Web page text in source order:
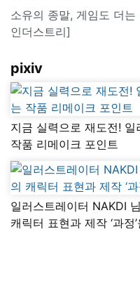
소유의 종말, 게임도 더
인더스트리]
pixiv
지금 실력으로 재도전!
작품 리메이크 포인트
일러스트레이터 NAKDI
캐릭터 표현과 제작 ‘과정